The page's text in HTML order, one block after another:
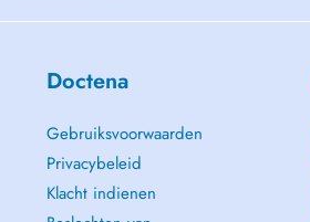
Doctena
Gebruiksvoorwaarden
Privacybeleid
Klacht indienen